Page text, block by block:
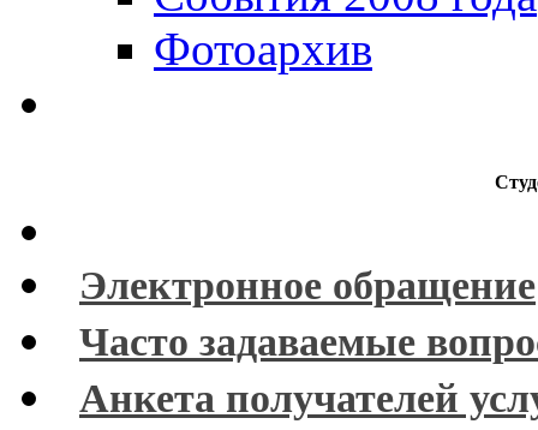
Фотоархив
Электронное обращение
Часто задаваемые
Анкета получателей